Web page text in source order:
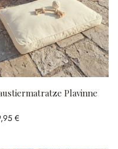
Plavinne
€